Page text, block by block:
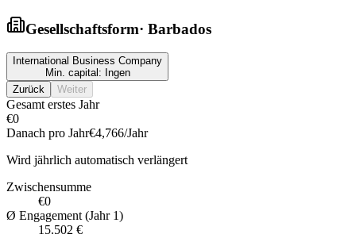
Gesellschaftsform· Barbados
International Business Company
Min. capital: Ingen
Zurück
Weiter
Gesamt erstes Jahr
€0
Danach pro Jahr€4,766/Jahr
Wird jährlich automatisch verlängert
Zwischensumme
€0
Ø Engagement (Jahr 1)
15.502 €